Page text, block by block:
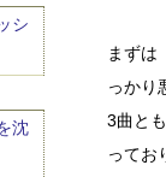
シ
沈
まずは
っかり
3曲と
ってお